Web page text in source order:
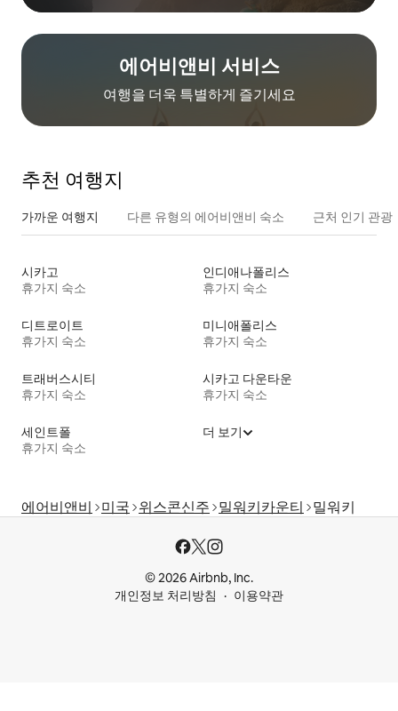
에어비앤비 서비스
여행을 더욱 특별하게 즐기세요
추천 여행지
가까운 여행지 다른 유형의 에어비앤비 숙소 근처 인기 관광
시카고
휴가지 숙소
인디애나폴리스
휴가지 숙소
디트로이트
휴가지 숙소
미니애폴리스
휴가지 숙소
트래버스시티
휴가지 숙소
시카고 다운타운
휴가지 숙소
세인트폴
휴가지 숙소
더 보기
에어비앤비 미국 위스콘신주 밀워키카운티 밀워키
© 2026 Airbnb, Inc.
개인정보 처리방침
이용약관